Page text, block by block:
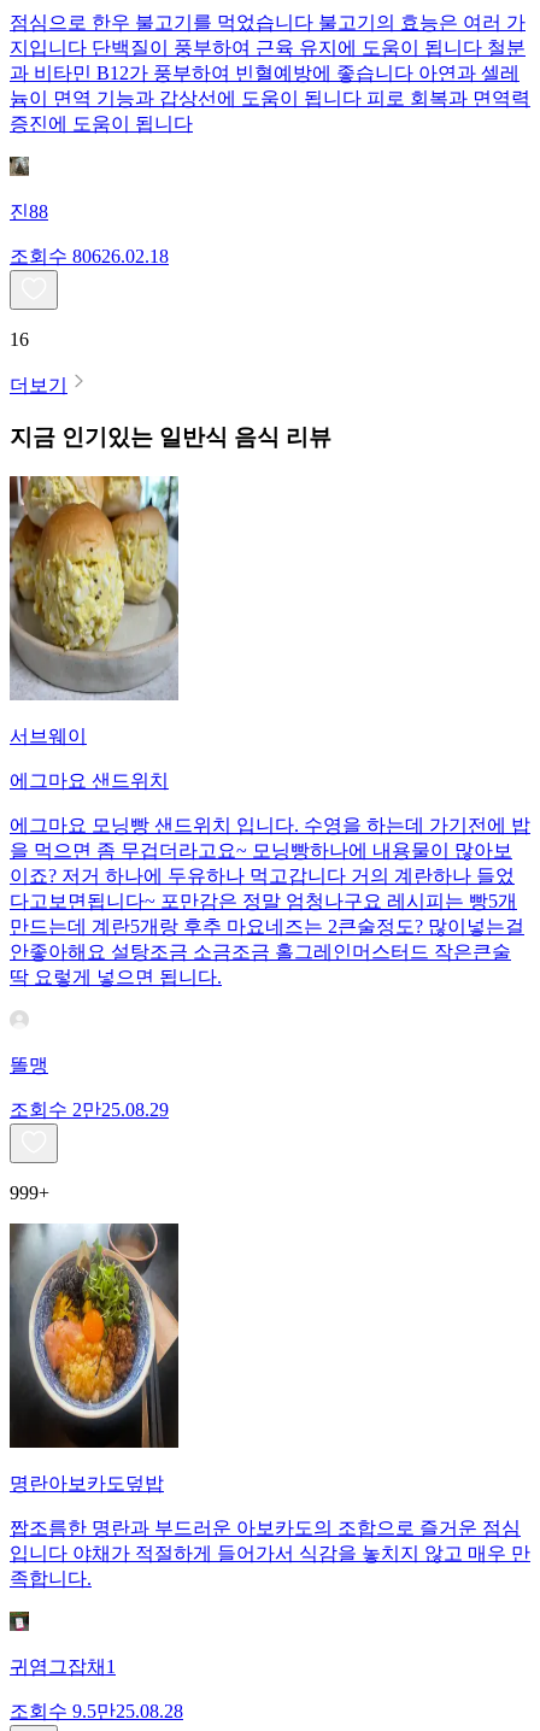
점심으로 한우 불고기를 먹었습니다 불고기의 효능은 여러 가
지입니다 단백질이 풍부하여 근육 유지에 도움이 됩니다 철분
과 비타민 B12가 풍부하여 빈혈예방에 좋습니다 아연과 셀레
늄이 면역 기능과 갑상선에 도움이 됩니다 피로 회복과 면역력
증진에 도움이 됩니다
진88
조회수 80626.02.18
16
더보기
지금 인기있는 일반식 음식 리뷰
서브웨이
에그마요 샌드위치
에그마요 모닝빵 샌드위치 입니다. 수영을 하는데 가기전에 밥
을 먹으면 좀 무겁더라고요~ 모닝빵하나에 내용물이 많아보
이죠? 저거 하나에 두유하나 먹고갑니다 거의 계란하나 들었
다고보면됩니다~ 포만감은 정말 엄청나구요 레시피는 빵5개
만드는데 계란5개랑 후추 마요네즈는 2큰술정도? 많이넣는걸
안좋아해요 설탕조금 소금조금 홀그레인머스터드 작은큰술
딱 요렇게 넣으면 됩니다.
똘맹
조회수 2만25.08.29
999+
명란아보카도덮밥
짭조름한 명란과 부드러운 아보카도의 조합으로 즐거운 점심
입니다 야채가 적절하게 들어가서 식감을 놓치지 않고 매우 만
족합니다.
귀염그잡채1
조회수 9.5만25.08.28